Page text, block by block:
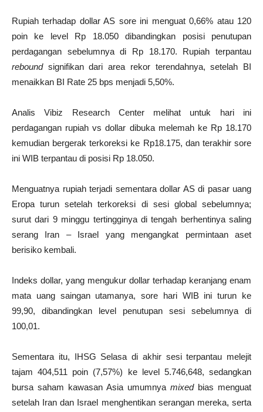
Rupiah terhadap dollar AS sore ini menguat 0,66% atau 120
poin ke level Rp 18.050 dibandingkan posisi penutupan
perdagangan sebelumnya di Rp 18.170. Rupiah terpantau
reboundsignifikan dari area rekor terendahnya, setelah BI
menaikkan BI Rate 25 bps menjadi 5,50%.
Analis Vibiz Research Center melihat untuk hari ini
perdagangan rupiah vs dollar dibuka melemah ke Rp 18.170
kemudian bergerak terkoreksi ke Rp18.175, dan terakhir sore
ini WIB terpantau di posisi Rp 18.050.
Menguatnya rupiah terjadi sementara dollar AS di pasar uang
Eropa turun setelah terkoreksi di sesi global sebelumnya;
surut dari 9 minggu tertingginya di tengah berhentinya saling
serang Iran – Israel yang mengangkat permintaan aset
berisiko kembali.
Indeks dollar, yang mengukur dollar terhadap keranjang enam
mata uang saingan utamanya, sore hari WIB ini turun ke
99,90, dibandingkan level penutupan sesi sebelumnya di
100,01.
Sementara itu, IHSG Selasa di akhir sesi terpantau melejit
tajam 404,511 poin (7,57%) ke level 5.746,648, sedangkan
bursa saham kawasan Asia umumnya mixedbias menguat
setelah Iran dan Israel menghentikan serangan mereka, serta